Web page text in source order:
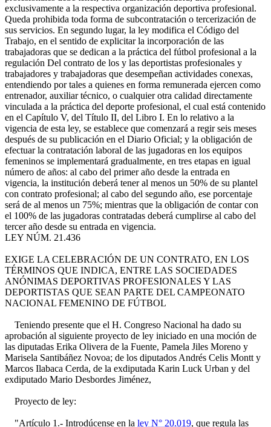
exclusivamente a la respectiva organización deportiva profesional.
Queda prohibida toda forma de subcontratación o tercerización de
sus servicios. En segundo lugar, la ley modifica el Código del
Trabajo, en el sentido de explicitar la incorporación de las
trabajadoras que se dedican a la práctica del fútbol profesional a la
regulación Del contrato de los y las deportistas profesionales y
trabajadores y trabajadoras que desempeñan actividades conexas,
entendiendo por tales a quienes en forma remunerada ejercen como
entrenador, auxiliar técnico, o cualquier otra calidad directamente
vinculada a la práctica del deporte profesional, el cual está contenido
en el Capítulo V, del Título II, del Libro I. En lo relativo a la
vigencia de esta ley, se establece que comenzará a regir seis meses
después de su publicación en el Diario Oficial; y la obligación de
efectuar la contratación laboral de las jugadoras en los equipos
femeninos se implementará gradualmente, en tres etapas en igual
número de años: al cabo del primer año desde la entrada en
vigencia, la institución deberá tener al menos un 50% de su plantel
con contrato profesional; al cabo del segundo año, ese porcentaje
será de al menos un 75%; mientras que la obligación de contar con
el 100% de las jugadoras contratadas deberá cumplirse al cabo del
tercer año desde su entrada en vigencia.
LEY NÚM. 21.436
EXIGE LA CELEBRACIÓN DE UN CONTRATO, EN LOS
TÉRMINOS QUE INDICA, ENTRE LAS SOCIEDADES
ANÓNIMAS DEPORTIVAS PROFESIONALES Y LAS
DEPORTISTAS QUE SEAN PARTE DEL CAMPEONATO
NACIONAL FEMENINO DE FÚTBOL
Teniendo presente que el H. Congreso Nacional ha dado su
aprobación al siguiente proyecto de ley iniciado en una moción de
las diputadas Erika Olivera de la Fuente, Pamela Jiles Moreno y
Marisela Santibáñez Novoa; de los diputados Andrés Celis Montt y
Marcos Ilabaca Cerda, de la exdiputada Karin Luck Urban y del
exdiputado Mario Desbordes Jiménez,
Proyecto de ley:
"Artículo 1.- Introdúcense en la ley N° 20.019, que regula las